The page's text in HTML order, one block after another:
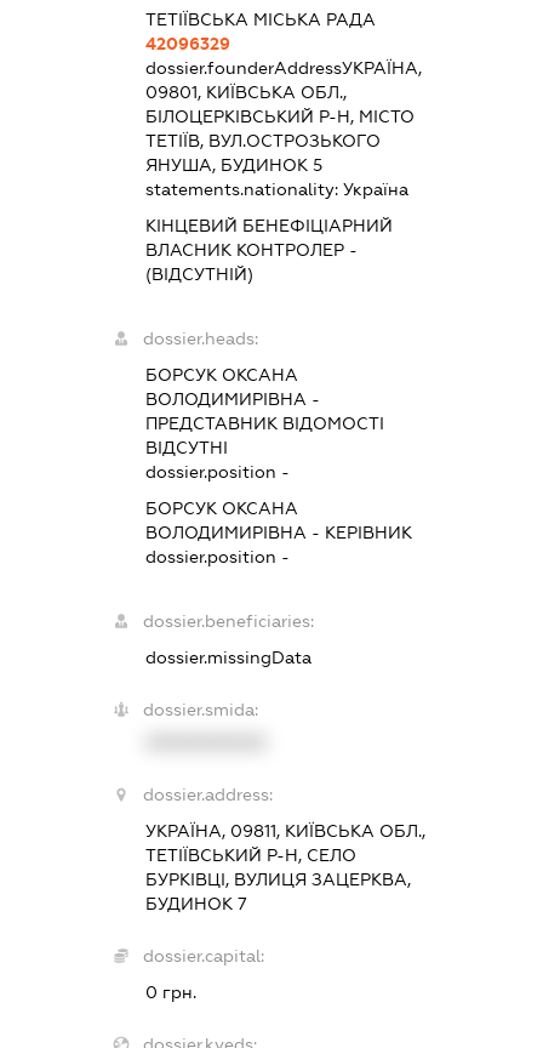
ТЕТІЇВСЬКА МІСЬКА РАДА
42096329
dossier.founderAddressУКРАЇНА,
09801, КИЇВСЬКА ОБЛ.,
БІЛОЦЕРКІВСЬКИЙ Р-Н, МІСТО
ТЕТІЇВ, ВУЛ.ОСТРОЗЬКОГО
ЯНУША, БУДИНОК 5
statements.nationality:Україна
КІНЦЕВИЙ БЕНЕФІЦІАРНИЙ
ВЛАСНИК КОНТРОЛЕР -
(ВІДСУТНІЙ)
dossier.heads:
БОРСУК ОКСАНА
ВОЛОДИМИРІВНА -
ПРЕДСТАВНИК ВІДОМОСТІ
ВІДСУТНІ
dossier.position -
БОРСУК ОКСАНА
ВОЛОДИМИРІВНА - КЕРІВНИК
dossier.position -
dossier.beneficiaries:
dossier.missingData
dossier.smida:
dossier.address:
УКРАЇНА, 09811, КИЇВСЬКА ОБЛ.,
ТЕТІЇВСЬКИЙ Р-Н, СЕЛО
БУРКІВЦІ, ВУЛИЦЯ ЗАЦЕРКВА,
БУДИНОК 7
dossier.capital:
0 грн.